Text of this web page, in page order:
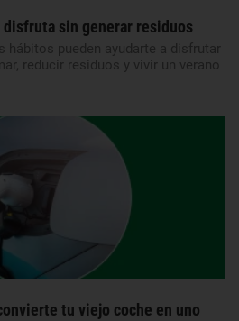
disfruta sin generar residuos
hábitos pueden ayudarte a disfrutar
reducir residuos y vivir un verano
tu viejo coche en uno